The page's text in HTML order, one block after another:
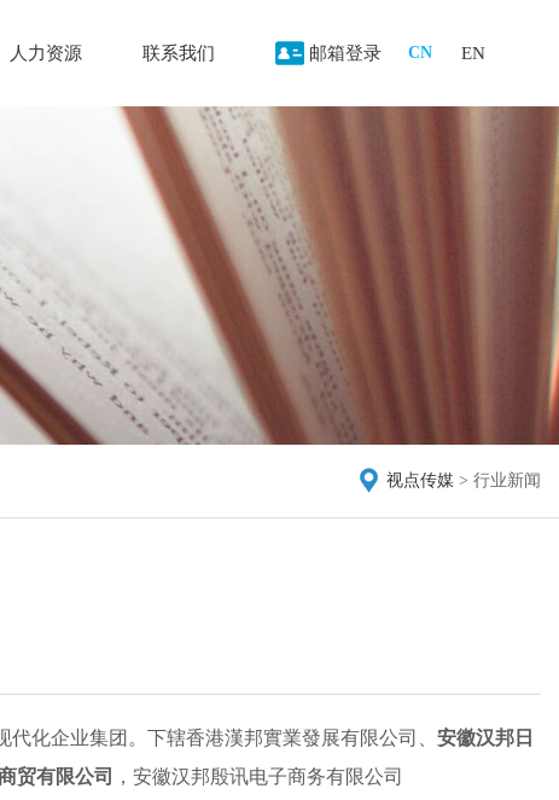
人力资源 联系我们 邮箱登录 CN EN
视点传媒 > 行业新闻
化企业集团。下辖香港漢邦實業發展有限公司、 安徽汉邦日
贸有限公司
，安徽汉邦殷讯电子商务有限公司